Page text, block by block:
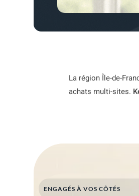
La région Île-de-
achats multi-sites.
ENGAGÉS À VOS CÔTÉS